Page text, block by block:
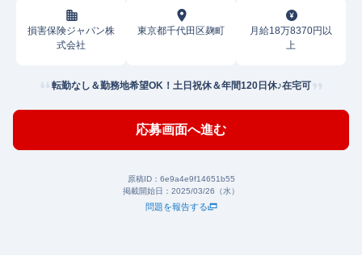
損害保険ジャパン株
式会社
東京都千代田区麹町
月給18万8370円以
上
転勤なし＆勤務地希望OK！土日祝休＆年間120日休♪在宅可
応募画面へ進む
原稿ID： 6e9a4e9f14651b55
掲載開始日： 2025/03/26（水）
問題を報告する